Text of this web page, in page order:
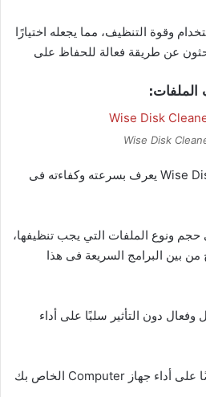
وقوة التنظيف، مما يجعله اختيارًا
عن طريقة فعالة للحفاظ على
الملفات:
أن برنامج Wise Disk Cleaner 2025 يعرف بسرعته وكفاءته فى
ونوع الملفات التي يجب تنظيفها،
من بين البرامج السريعة فى هذا
دون التأثير سلبًا على أداء
كما تعتمد سرعة البرنامج أيضًا على أداء جهاز Computer الخاص بك